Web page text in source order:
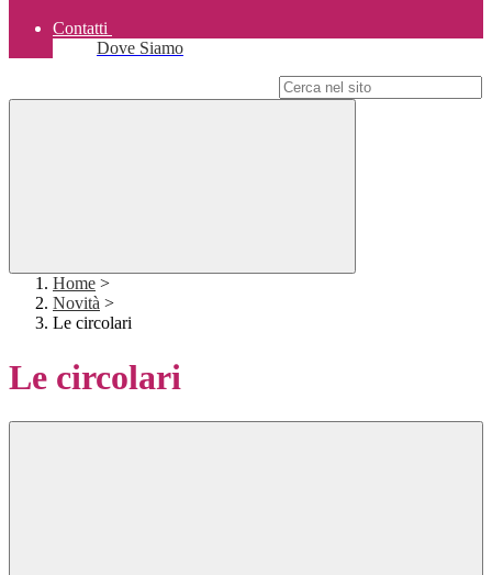
Contatti
Dove Siamo
Home >
Novità >
Le circolari
Le circolari